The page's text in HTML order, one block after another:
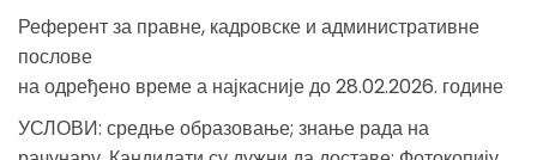
Референт за правне, кадровске и административне
послове
на одређено време а најкасније до 28.02.2026. године
УСЛОВИ: средње образовање; знање рада на